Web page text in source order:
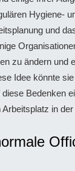
Hygiene-
und
zu ändern und
Idee könnte
Bedenken
Arbeitsplatz in